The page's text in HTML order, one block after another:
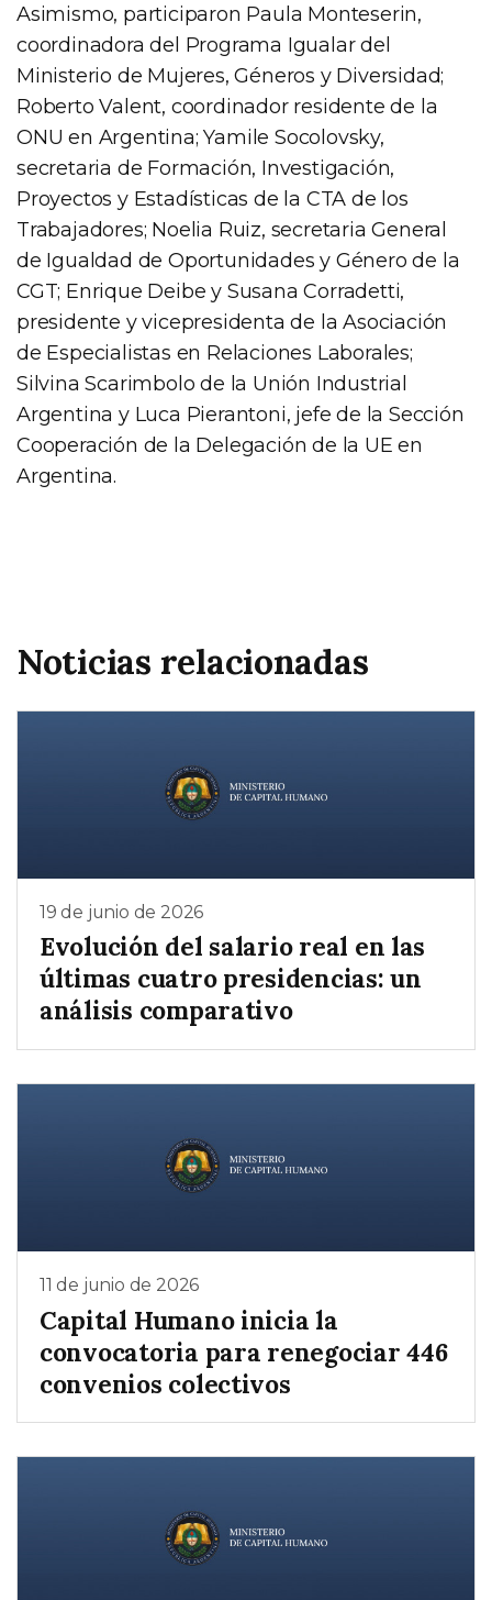
Asimismo, participaron Paula Monteserin,
coordinadora del Programa Igualar del
Ministerio de Mujeres, Géneros y Diversidad;
Roberto Valent, coordinador residente de la
ONU en Argentina; Yamile Socolovsky,
secretaria de Formación, Investigación,
Proyectos y Estadísticas de la CTA de los
Trabajadores; Noelia Ruiz, secretaria General
de Igualdad de Oportunidades y Género de la
CGT; Enrique Deibe y Susana Corradetti,
presidente y vicepresidenta de la Asociación
de Especialistas en Relaciones Laborales;
Silvina Scarimbolo de la Unión Industrial
Argentina y Luca Pierantoni, jefe de la Sección
Cooperación de la Delegación de la UE en
Argentina.
Noticias relacionadas
19 de junio de 2026
Evolución del salario real en las
últimas cuatro presidencias: un
análisis comparativo
11 de junio de 2026
Capital Humano inicia la
convocatoria para renegociar 446
convenios colectivos